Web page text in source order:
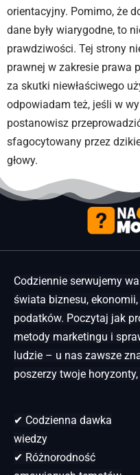
orientacyjny. Pomimo, że
dane były wiarygodne, to
prawdziwości. Tej strony
prawnej w zakresie prawa
za skutki niewłaściwego
odpowiadam też, jeśli w
postanowisz
sfagocytowany przez
głowy.
Codziennie serwujemy
świata biznesu,
podatków. Poczytaj jak
metody marketingu i
ludzie – u nas zawsze
poszerzy twoje
✔ Codzienna dawka
wiedzy
✔ Różnorodność